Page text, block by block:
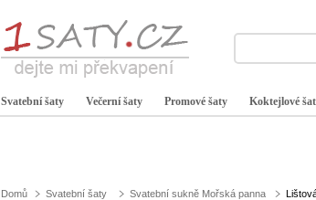
Svatební šaty Večerní šaty Promové šaty Koktejlové
Domů Svatební šaty Svatební sukně Mořská panna